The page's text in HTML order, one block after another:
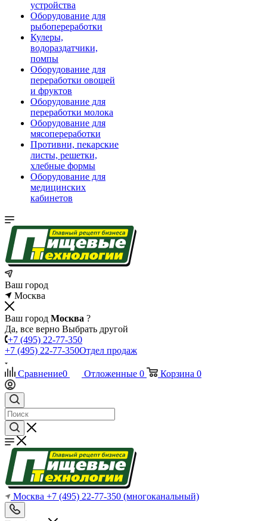
устройства
Оборудование для
рыбопереработки
Кулеры,
водораздатчики,
помпы
Оборудование для
переработки овощей
и фруктов
Оборудование для
переработки молока
Оборудование для
мясопереработки
Противни, пекарские
листы, решетки,
хлебные формы
Оборудование для
медицинских
кабинетов
Ваш город
Москва
Ваш город Москва ?
Да, все верно Выбрать другой
+7 (495) 22-77-350
+7 (495) 22-77-350Отдел продаж
Сравнение0 Отложенные 0 Корзина 0
Москва +7 (495) 22-77-350 (многоканальный)